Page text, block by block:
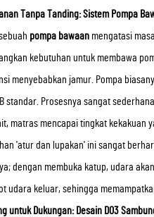
Tanpa Tanding: Sistem Pompa
pompa bawaan mengatasi
kebutuhan untuk membawa
menyebabkan jamur. Pompa
standar. Prosesnya sangat
matras mencapai tingkat kekakuan
'atur dan lupakan' ini sangat
dengan membuka katup, udara
udara keluar, sehingga
untuk Dukungan: Desain D03